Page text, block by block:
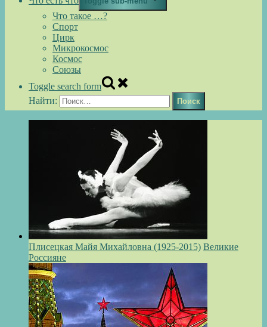
Что такое …?
Спорт
Цирк
Микрокосмос
Космос
Союзы
Toggle search form
Найти:
Плисецкая Майя Михайловна (1925-2015) Великие
Россияне